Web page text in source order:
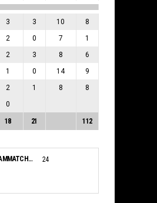
3 3 10 8
2 0 7 1
2 3 8 6
1 0 14 9
2 1 8
8
0
18 21 112
STAT_TEAMMATCH_BASKETBALL_sBiggestLead_NAME: 24